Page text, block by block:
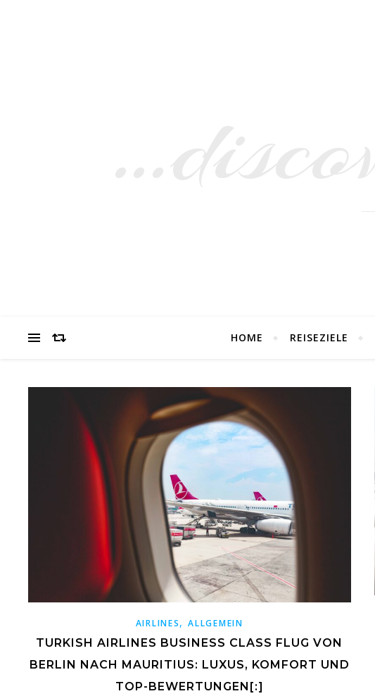
HOME REISEZIELE
AIRLINES,ALLGEMEIN
TURKISH AIRLINES BUSINESS CLASS FLUG VON
BERLIN NACH MAURITIUS: LUXUS, KOMFORT UND
TOP-BEWERTUNGEN[:]